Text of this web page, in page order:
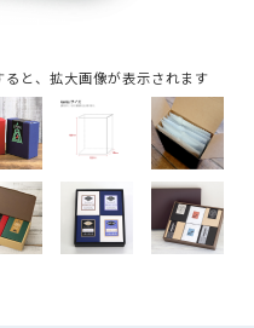
水出し淹れ方ラベルシール
mt（マスキングテープ）掛け
かんワイヤー アルミクリップ
ーテイスティングノート
と、拡大画像が表示されます